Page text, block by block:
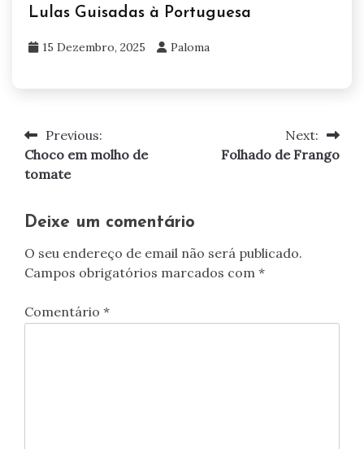
Lulas Guisadas à Portuguesa
15 Dezembro, 2025 Paloma
Navegação
de
Previous:
Choco em molho de
tomate
Next:
Folhado de Frango
Deixe um comentário
O seu endereço de email não será publicado.
Campos obrigatórios marcados com *
Comentário *